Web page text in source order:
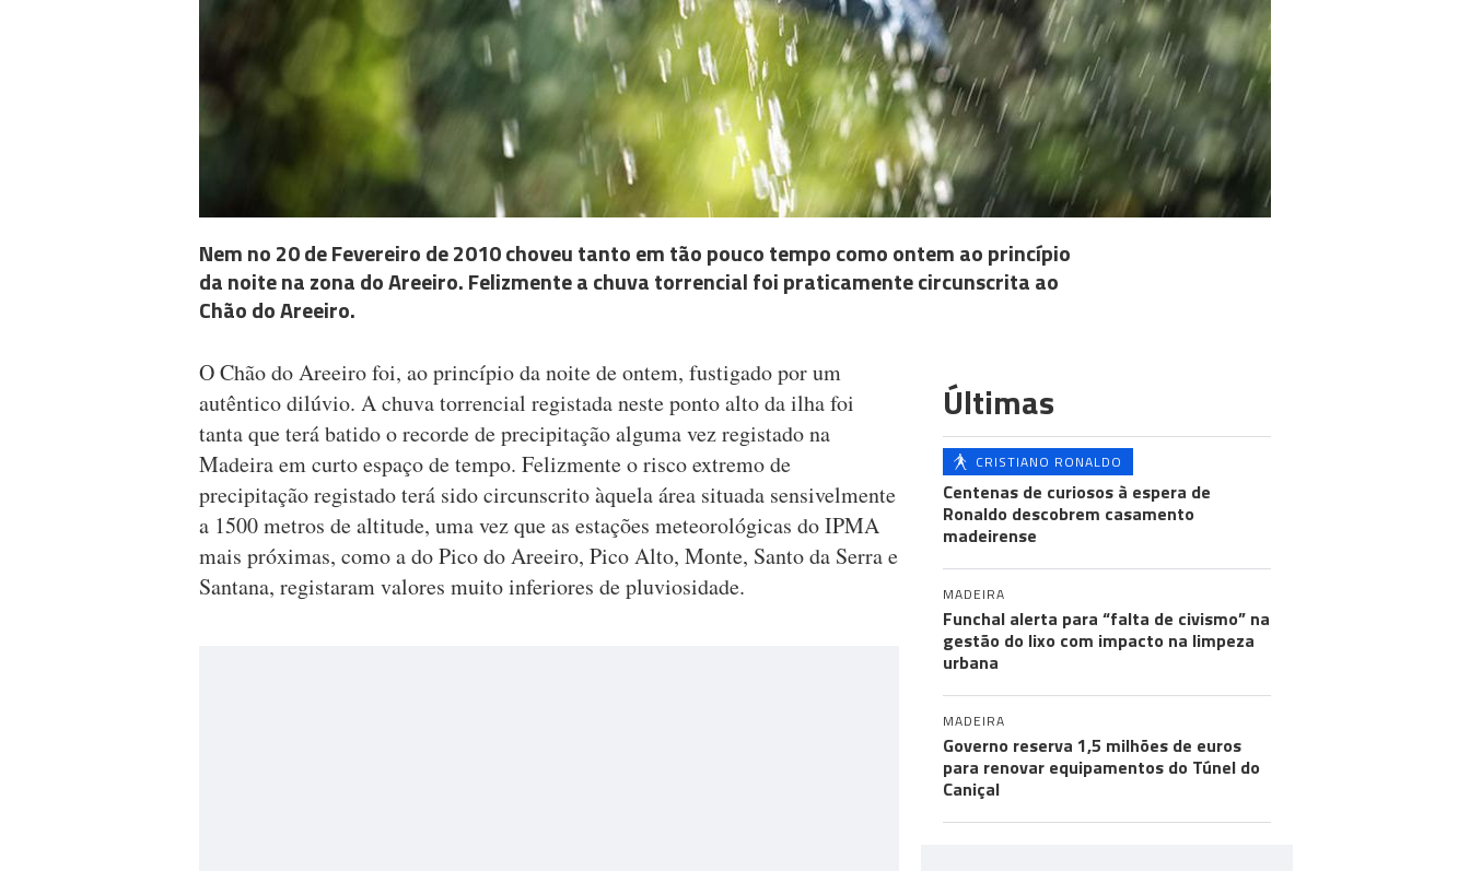
Nem no 20 de Fevereiro de 2010 choveu tanto em tão pouco tempo como ontem ao princípio
da noite na zona do Areeiro. Felizmente a chuva torrencial foi praticamente circunscrita ao
Chão do Areeiro.
O Chão do Areeiro foi, ao princípio da noite de ontem, fustigado por um
autêntico dilúvio. A chuva torrencial registada neste ponto alto da ilha foi
tanta que terá batido o recorde de precipitação alguma vez registado na
Madeira em curto espaço de tempo. Felizmente o risco extremo de
precipitação registado terá sido circunscrito àquela área situada sensivelmente
a 1500 metros de altitude, uma vez que as estações meteorológicas do IPMA
mais próximas, como a do Pico do Areeiro, Pico Alto, Monte, Santo da Serra e
Santana, registaram valores muito inferiores de pluviosidade.
Últimas
CRISTIANO RONALDO
Centenas de curiosos à espera de
Ronaldo descobrem casamento
madeirense
MADEIRA
Funchal alerta para “falta de civismo” na
gestão do lixo com impacto na limpeza
urbana
MADEIRA
Governo reserva 1,5 milhões de euros
para renovar equipamentos do Túnel do
Caniçal